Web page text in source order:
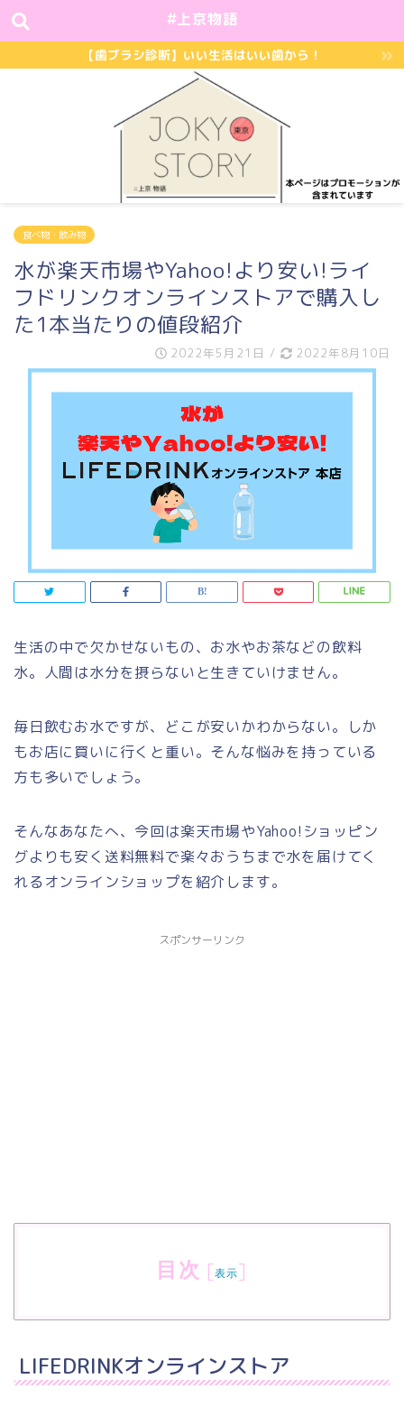
#上京物語
【歯ブラシ診断】いい生活はいい歯から！
食べ物・飲み物
水が楽天市場やYahoo!より安い!ライ
フドリンクオンラインストアで購入し
た1本当たりの値段紹介
2022年5月21日 / 2022年8月10日
生活の中で欠かせないもの、お水やお茶などの飲料
水。人間は水分を摂らないと生きていけません。
毎日飲むお水ですが、どこが安いかわからない。しか
もお店に買いに行くと重い。そんな悩みを持っている
方も多いでしょう。
そんなあなたへ、今回は楽天市場やYahoo!ショッピン
グよりも安く送料無料で楽々おうちまで水を届けてく
れるオンラインショップを紹介します。
スポンサーリンク
目次 [表示]
LIFEDRINKオンラインストア